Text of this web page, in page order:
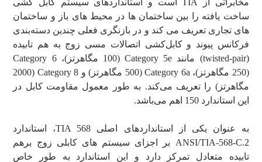
مخابراتی از TIA است و استانداردهای سیستم کابل کشی
ساخت یافته را بین ساختمان ها در محیط های باز و ساختمان
های تجاری تعریف می کند و در بازنگری فعلی چندین دسته‌بندی
فرکانس پیوند و کابل‌کشی اتصالات مسی زوج به هم تابیده
(twisted-pair) مانند Category 5e (100 مگاهرتز)، Category 6
(250 مگاهرتز)، Category 6a (500 مگاهرتز) و Category 8 (2000
مگاهرتز) را تعریف می‌کند. به طور معمول مقاومت کابل در
این استاندارد 150 اهم می‌باشد.
به عنوان یکی از استانداردهای اصلی TIA 568، استاندارد
ANSI/TIA-568-C.2 بر اجزای سیستم های کابلی زوج برهم
تابیده متعادل تمرکز دارد و این استاندارد به طور خاص